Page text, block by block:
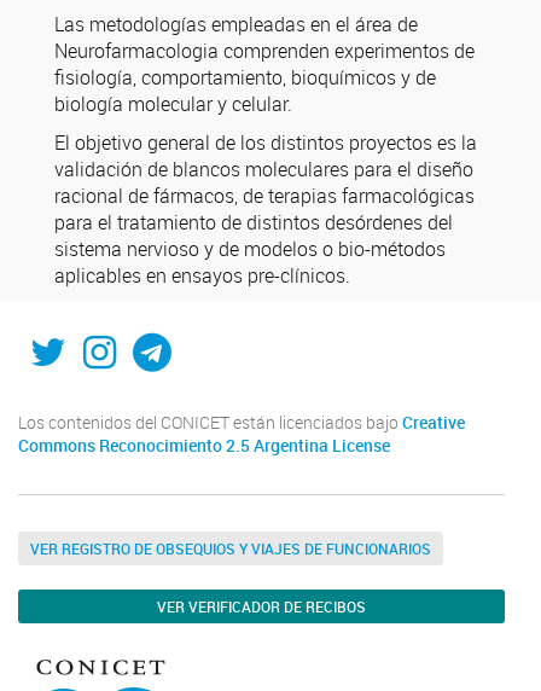
Las metodologías empleadas en el área de
Neurofarmacologia comprenden experimentos de
fisiología, comportamiento, bioquímicos y de
biología molecular y celular.
El objetivo general de los distintos proyectos es la
validación de blancos moleculares para el diseño
racional de fármacos, de terapias farmacológicas
para el tratamiento de distintos desórdenes del
sistema nervioso y de modelos o bio-métodos
aplicables en ensayos pre-clínicos.
Twitter
Instagram
Telegram
Los contenidos del CONICET están licenciados bajo Creative
Commons Reconocimiento 2.5 Argentina License
VER REGISTRO DE OBSEQUIOS Y VIAJES DE FUNCIONARIOS
VER VERIFICADOR DE RECIBOS